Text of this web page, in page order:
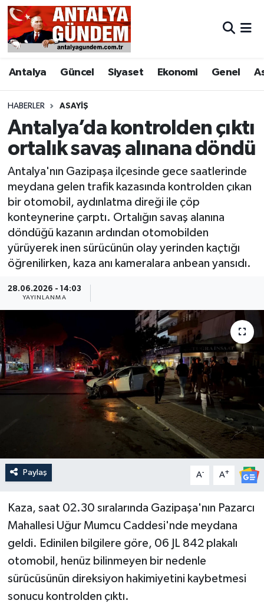
Antalya Güncel Siyaset Ekonomi Genel
HABERLER ASAYIŞ
Antalya’da kontrolden çıktı
ortalık savaş alınana döndü
Antalya'nın Gazipaşa ilçesinde gece saatlerinde
meydana gelen trafik kazasında kontrolden çıkan
bir otomobil, aydınlatma direği ile çöp
konteynerine çarptı. Ortalığın savaş alanına
döndüğü kazanın ardından otomobilden
yürüyerek inen sürücünün olay yerinden kaçtığı
öğrenilirken, kaza anı kameralara anbean yansıdı.
28.06.2026 - 14:03
YAYINLANMA
Paylaş A- A+
Kaza, saat 02.30 sıralarında Gazipaşa'nın Pazarcı
Mahallesi Uğur Mumcu Caddesi'nde meydana
geldi. Edinilen bilgilere göre, 06 JL 842 plakalı
otomobil, henüz bilinmeyen bir nedenle
sürücüsünün direksiyon hakimiyetini kaybetmesi
sonucu kontrolden çıktı.
Antalya
Asayiş
Bilim & Teknoloji
Bölge
EĞİTİM
Ekonomi
Genel
Görüntülü Haber
Güncel
Magazin
Resmi İlan
Sağlık & Yaşam
Spor
Antalya Nöbetçi Eczaneler
Antalya Hava Durumu
Antalya Namaz Vakitleri
Antalya Trafik Yoğunluk Haritası
Süper Lig Puan Durumu ve Fikstür
Tüm Manşetler
Son Dakika Haberleri
Haber Arşivi